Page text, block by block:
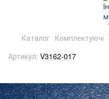
Каталог Комплектуючі
Артикул: V3162-017